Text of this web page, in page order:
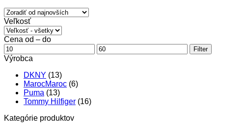
Veľkosť
Cena od – do
Minimálna
cena
Maximálna
cena
Filter
Výrobca
DKNY (13)
MarocMaroc (6)
Puma (13)
Tommy Hilfiger (16)
Kategórie produktov